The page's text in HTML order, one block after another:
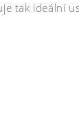
tak ideální